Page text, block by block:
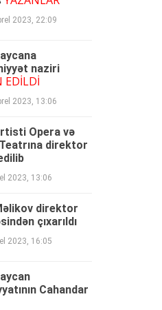
2023, 22:09
naziri
EDİLDİ
2023, 13:06
Opera və
direktor
2023, 13:06
direktor
çıxarıldı
2023, 16:05
Cahandar